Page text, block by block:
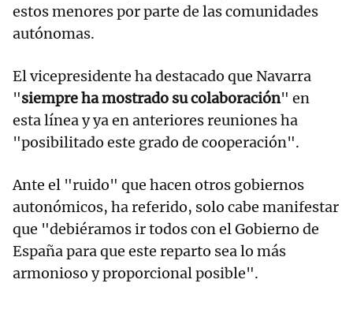
estos menores por parte de las comunidades
autónomas.
El vicepresidente ha destacado que Navarra
"siempre ha mostrado su colaboración" en
esta línea y ya en anteriores reuniones ha
"posibilitado este grado de cooperación".
Ante el "ruido" que hacen otros gobiernos
autonómicos, ha referido, solo cabe manifestar
que "debiéramos ir todos con el Gobierno de
España para que este reparto sea lo más
armonioso y proporcional posible".